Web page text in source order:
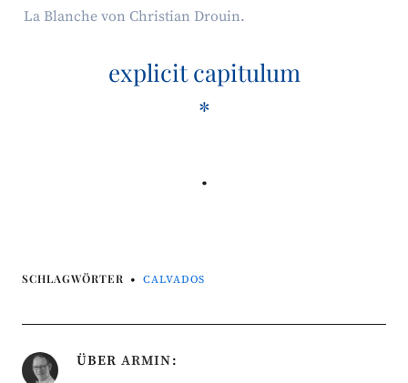
La Blanche von Christian Drouin.
explicit capitulum
*
.
SCHLAGWÖRTER CALVADOS
ÜBER ARMIN